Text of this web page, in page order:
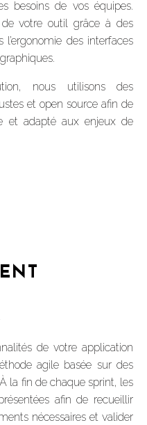
besoins de vos équipes.
de votre outil grâce à des
l’ergonomie des interfaces
nous utilisons des
et open source afin de
et adapté aux enjeux de
de votre application
agile basée sur des
la fin de chaque sprint, les
afin de recueillir
nécessaires et valider